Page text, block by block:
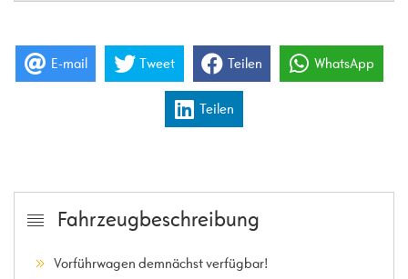
E-mail Tweet Teilen WhatsApp
Teilen
Fahrzeugbeschreibung
Vorführwagen demnächst verfügbar!